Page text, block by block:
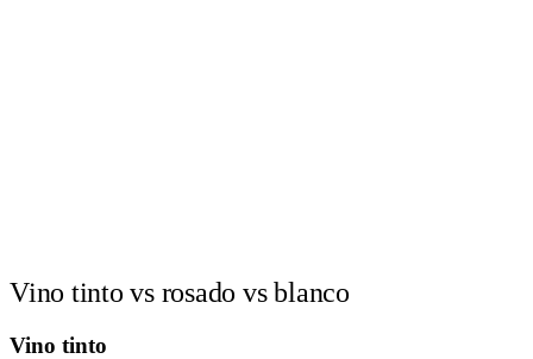
Vino tinto vs rosado vs blanco
Vino tinto